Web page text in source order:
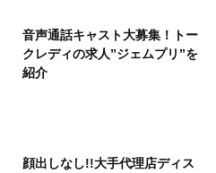
音声通話キャスト大募集！トー
クレディの求人”ジェムプリ”を
紹介
顔出しなし!!大手代理店ディス